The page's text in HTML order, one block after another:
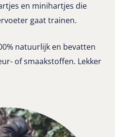
en minihartjes die
gaat trainen.
natuurlijk en bevatten
of smaakstoffen. Lekker